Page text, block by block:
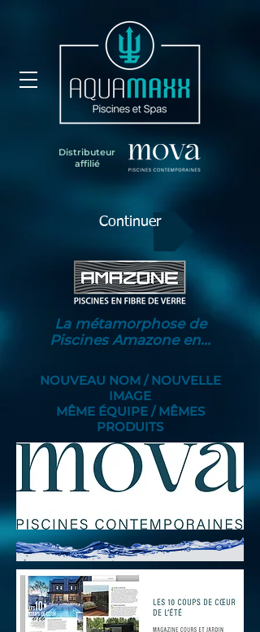
Distributeur
affilié
Continuer
La métamorphose de
Piscines Amazone en...
NOUVEAU NOM / NOUVELLE
IMAGE
MÊME ÉQUIPE / MÊMES
PRODUITS